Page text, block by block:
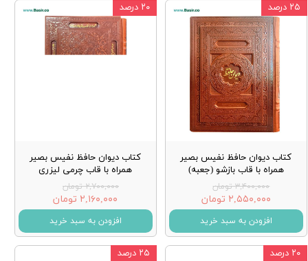
کتاب دیوان حافظ نفیس بصیر
همراه با قاب بازشو (جعبه)
۳,۴۰۰,۰۰۰ تومان
۲,۵۵۰,۰۰۰ تومان
افزودن به سبد خرید
۲۵ درصد
کتاب دیوان حافظ نفیس بصیر
همراه با قاب چرمی لیزری
۲,۷۰۰,۰۰۰ تومان
۲,۱۶۰,۰۰۰ تومان
افزودن به سبد خرید
۲۰ درصد
۲۰ درصد ۲۵ درصد